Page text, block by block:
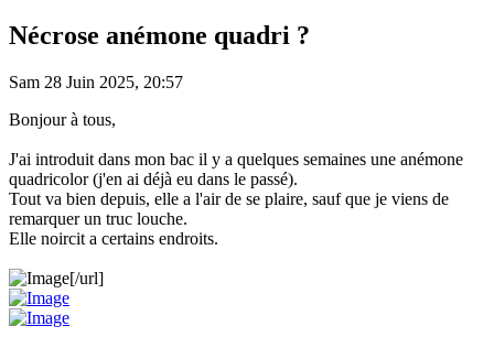
Nécrose anémone quadri ?
Sam 28 Juin 2025, 20:57
Bonjour à tous,
J'ai introduit dans mon bac il y a quelques semaines une anémone
quadricolor (j'en ai déjà eu dans le passé).
Tout va bien depuis, elle a l'air de se plaire, sauf que je viens de
remarquer un truc louche.
Elle noircit a certains endroits.
[/url]